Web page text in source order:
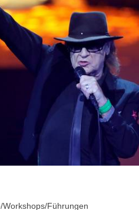
Workshops/Führungen